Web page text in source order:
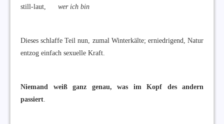
still-laut, wer ich bin
Dieses schlaffe Teil nun, zumal Winterkälte; erniedrigend, Natur
entzog einfach sexuelle Kraft.
Niemand weiß ganz genau, was im Kopf des andern
passiert